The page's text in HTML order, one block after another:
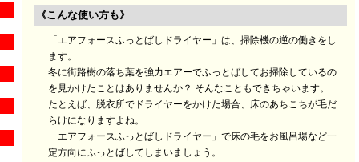
《こんな使い方も》
「エアフォースふっとばしドライヤー」は、掃除機の逆の働きをし
ます。
冬に街路樹の落ち葉を強力エアーでふっとばしてお掃除しているの
を見かけたことはありませんか？ そんなこともできちゃいます。
たとえば、脱衣所でドライヤーをかけた場合、床のあちこちが毛だ
らけになりますよね。
「エアフォースふっとばしドライヤー」で床の毛をお風呂場など一
定方向にふっとばしてしまいましょう。